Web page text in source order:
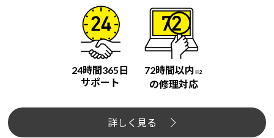
24時間365日
サポート
72時間以内 ※2
の修理対応
詳しく見る